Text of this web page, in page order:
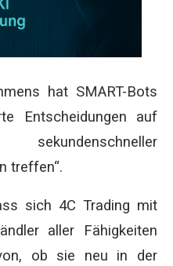
hat SMART-Bots
Entscheidungen auf
treffen“.
sich 4C Trading mit
aller Fähigkeiten
ob sie neu in der